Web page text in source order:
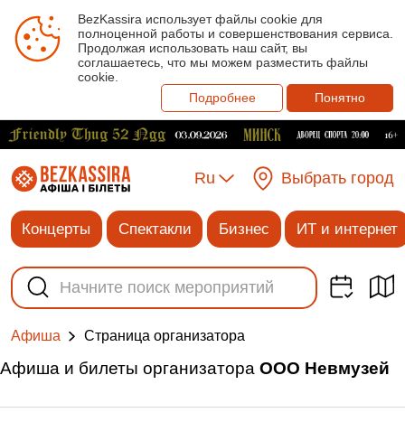
BezKassira использует файлы cookie для
полноценной работы и совершенствования сервиса.
Продолжая использовать наш сайт, вы
соглашаетесь, что мы можем разместить файлы
cookie.
Подробнее
Понятно
Ru Выбрать город
Концерты Спектакли Бизнес ИТ и интернет
Афиша Cтраница организатора
Афиша и билеты организатора ООО Невмузей